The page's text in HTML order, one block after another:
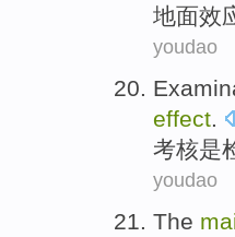
地面效
youdao
effect.
考核是
youdao
The